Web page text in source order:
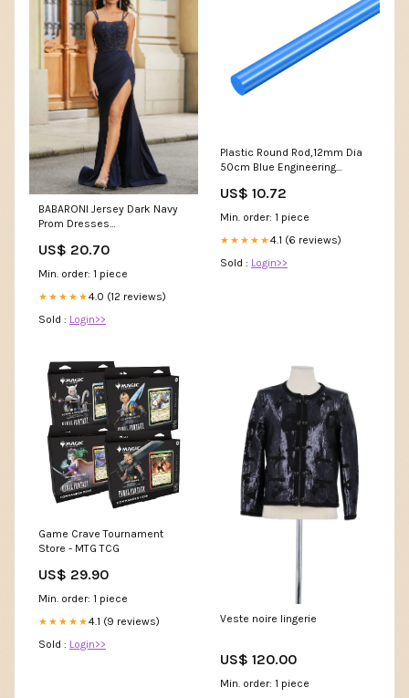
BABARONI Jersey Dark Navy
Prom Dresses
Sequins Pleated With Slit
Ruched Appliqued Beaded
US$ 20.70
Min. order: 1 piece
★★★★★4.0 (12 reviews)
Sold : Login>>
Plastic Round Rod,12mm Dia
50cm Blue Engineering
Accessories
US$ 10.72
Min. order: 1 piece
★★★★★4.1 (6 reviews)
Sold : Login>>
Game Crave Tournament
Store - MTG TCG
US$ 29.90
Min. order: 1 piece
★★★★★4.1 (9 reviews)
Sold : Login>>
Veste noire lingerie
US$ 120.00
Min. order: 1 piece